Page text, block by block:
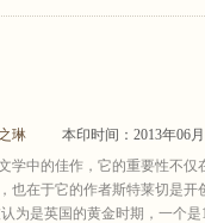
琳
本印时间：2013年06月
学中的佳作，它的重要性不
也在于它的作者斯特莱切是开
为是英国的黄金时期，一个是